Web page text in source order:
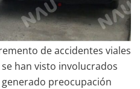
de accidentes viales
han visto involucrados
preocupación